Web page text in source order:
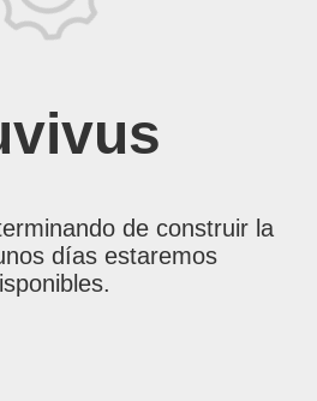
de construir la
días estaremos